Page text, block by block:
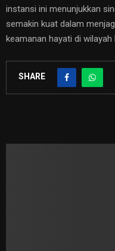
instansi ini menunjukkan
semakin kuat dalam
keamanan hayati di wilayah
SHARE